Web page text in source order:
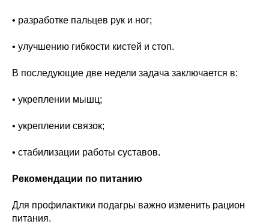
• разработке пальцев рук и ног;
• улучшению гибкости кистей и стоп.
В последующие две недели задача заключается в:
• укреплении мышц;
• укреплении связок;
• стабилизации работы суставов.
Рекомендации по питанию
Для профилактики подагры важно изменить рацион
питания.